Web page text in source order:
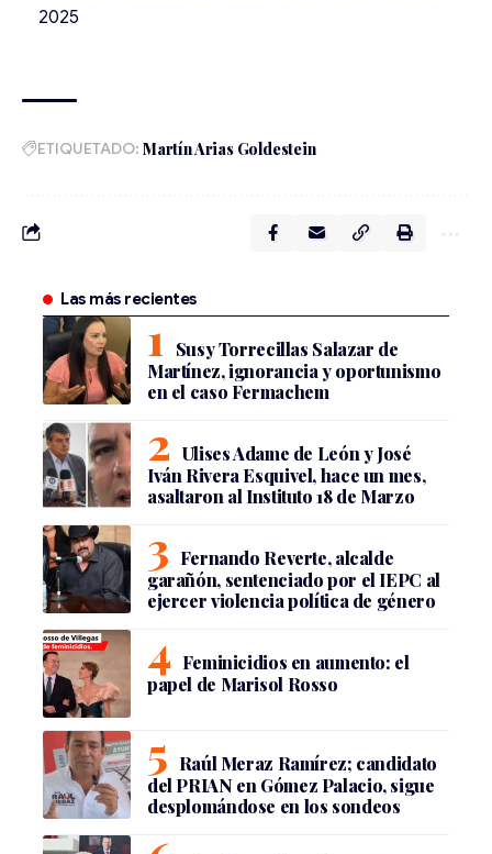
2025
ETIQUETADO: Martín Arias Goldestein
Las más recientes
Susy Torrecillas Salazar de
Martínez, ignorancia y oportunismo
en el caso Fermachem
Ulises Adame de León y José
Iván Rivera Esquivel, hace un mes,
asaltaron al Instituto 18 de Marzo
Fernando Reverte, alcalde
garañón, sentenciado por el IEPC al
ejercer violencia política de género
Feminicidios en aumento: el
papel de Marisol Rosso
Raúl Meraz Ramírez; candidato
del PRIAN en Gómez Palacio, sigue
desplomándose en los sondeos